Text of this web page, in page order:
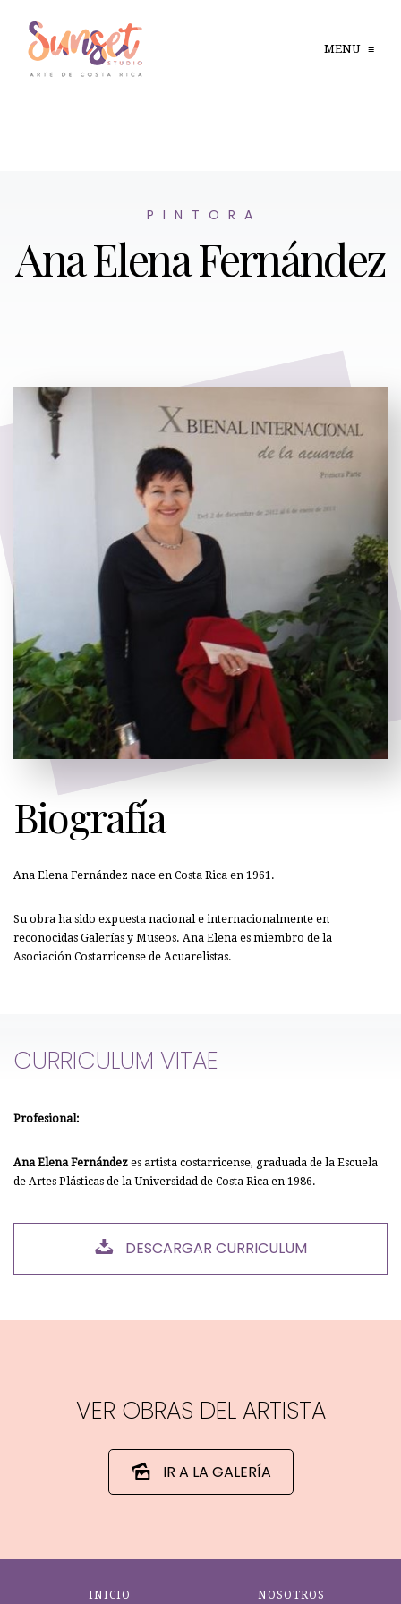
MENU ≡
P I N T O R A
Ana Elena Fernández
Biografía
Ana Elena Fernández nace en Costa Rica en 1961.
Su obra ha sido expuesta nacional e internacionalmente en
reconocidas Galerías y Museos. Ana Elena es miembro de la
Asociación Costarricense de Acuarelistas.
CURRICULUM VITAE
Profesional:
Ana Elena Fernández es artista costarricense, graduada de la Escuela
de Artes Plásticas de la Universidad de Costa Rica en 1986.
DESCARGAR CURRICULUM
VER OBRAS DEL ARTISTA
IR A LA GALERÍA
INICIO NOSOTROS